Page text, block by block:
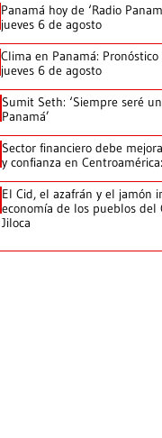
Panamá hoy de ‘Radio
jueves 6 de agosto
Clima en Panamá:
jueves 6 de agosto
Sumit Seth: ‘Siempre seré
Panamá’
Sector financiero debe
y confianza en
El Cid, el azafrán y el jamón
economía de los pueblos del
Jiloca